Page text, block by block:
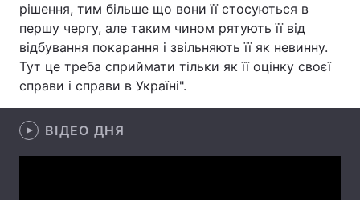
Екологія Регіони
Лонгріди
Інтерв'ю
рішення, тим більше що вони її стосуються в
першу чергу, але таким чином рятують її від
відбування покарання і звільняють її як невинну.
Тут це треба сприймати тільки як її оцінку своєї
справи і справи в Україні".
ВІДЕО ДНЯ